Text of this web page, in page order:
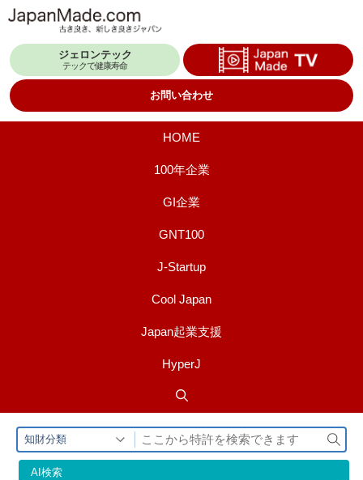
テ
ジェロンテック
テックで健康寿命
お問い合わせ
HOME
100年企業
GI企業
GNT100
J-Startup
Cool Japan
Japan起業支援
HyperJ
知財分類
検
索
AI検索